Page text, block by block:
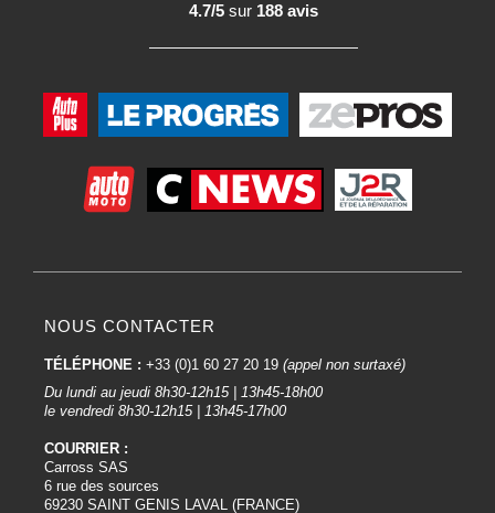
4.7/5sur 188 avis
NOUS CONTACTER
TÉLÉPHONE : +33 (0)1 60 27 20 19 (appel non surtaxé)
Du lundi au jeudi 8h30-12h15 | 13h45-18h00
le vendredi 8h30-12h15 | 13h45-17h00
COURRIER :
Carross SAS
6 rue des sources
69230 SAINT GENIS LAVAL (FRANCE)